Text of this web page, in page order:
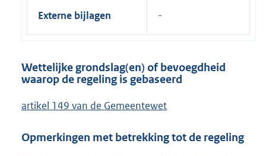
Externe bijlagen
Wettelijke grondslag(en) of bevoegdheid
waarop de regeling is gebaseerd
artikel 149 van de Gemeentewet
Opmerkingen met betrekking tot de regeling